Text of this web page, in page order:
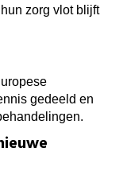
zorg vlot blijft
gedeeld en